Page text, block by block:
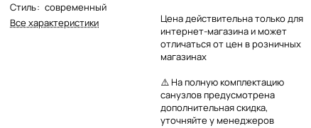
Стиль: современный
Все характеристики
Цена действительна только для
интернет-магазина и может
отличаться от цен в розничных
магазинах
⚠️ На полную комплектацию
санузлов предусмотрена
дополнительная скидка,
уточняйте у менеджеров